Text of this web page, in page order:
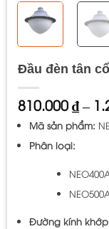
Đầu đèn tân
810.000₫–
Mã sản phẩm:
Phân loại:
Đường kính